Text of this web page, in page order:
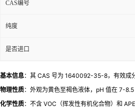
CAS编号
纯度
是否进口
基本信息：其 CAS 号为 1640092-35-8，有效成
物理性质：外观为黄色至褐色液体，pH 值在 7-
化学性质：不含 VOC（挥发性有机化合物）和